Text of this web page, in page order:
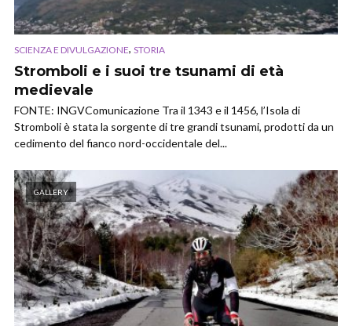
SCIENZA E DIVULGAZIONE, STORIA
Stromboli e i suoi tre tsunami di età
medievale
FONTE: INGVComunicazione Tra il 1343 e il 1456, l’Isola di
Stromboli è stata la sorgente di tre grandi tsunami, prodotti da un
cedimento del fianco nord-occidentale del...
GALLERY